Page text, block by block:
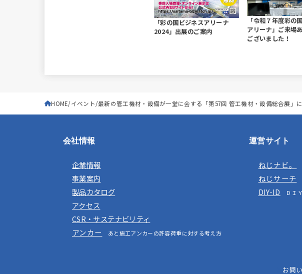
「彩の国ビジネスアリーナ
2024」出展のご案内
「令和７年度彩の
アリーナ」ご来場
ございました！
HOME イベント 最新の管工機材・設備が一堂に会する「第57回 管工機材・設備総合展」
会社情報
企業情報
事業案内
製品カタログ
アクセス
CSR・サステナビリティ
アンカー
あと施工アンカーの許容荷重に対する考え方
運営サイト
ねじナビ。
ねじサーチ
DIY-ID ＤＩ
お問